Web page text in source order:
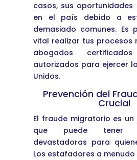
casos, sus oportunidades
en el país debido a
demasiado comunes. Es
vital realizar tus procesos
abogados
autorizados para ejercer
Unidos.
Prevención del
Crucial
El fraude migratorio es
que puede tener
devastadoras para
Los estafadores a